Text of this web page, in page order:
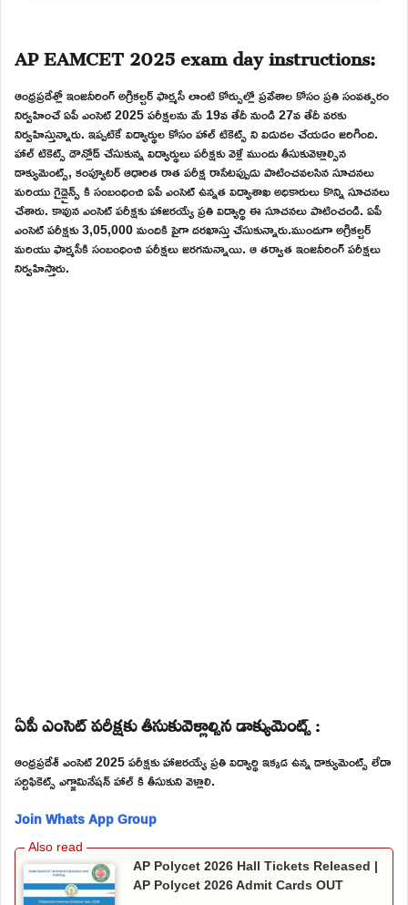
AP EAMCET 2025 exam day instructions:
ఆంధ్రప్రదేశ్లో ఇంజనీరింగ్ అగ్రికల్చర్ ఫార్మసీ లాంటి కోర్సుల్లో ప్రవేశాల కోసం ప్రతి సంవత్సరం
నిర్వహించే ఏపీ ఎంసెట్ 2025 పరీక్షలను మే 19వ తేదీ నుండి 27వ తేదీ వరకు
నిర్వహిస్తున్నారు. ఇప్పటికే విద్యార్థుల కోసం హాల్ టికెట్స్ ని విడుదల చేయడం జరిగింది.
హాల్ టికెట్స్ డౌన్లోడ్ చేసుకున్న విద్యార్థులు పరీక్షకు వెళ్లే ముందు తీసుకువెళ్లాల్సిన
డాక్యుమెంట్స్, కంప్యూటర్ ఆధారిత రాత పరీక్ష రాసేటప్పుడు పాటించవలసిన సూచనలు
మరియు గైడ్లైన్స్ కి సంబంధించి ఏపీ ఎంసెట్ ఉన్నత విద్యాశాఖ అధికారులు కొన్ని సూచనలు
చేశారు. కావున ఎంసెట్ పరీక్షకు హాజరయ్యే ప్రతి విద్యార్థి ఈ సూచనలు పాటించండి. ఏపీ
ఎంసెట్ పరీక్షకు 3,05,000 మందికి పైగా దరఖాస్తు చేసుకున్నారు.ముందుగా అగ్రికల్చర్
మరియు ఫార్మసీకి సంబంధించి పరీక్షలు జరగనున్నాయి. ఆ తర్వాత ఇంజనీరింగ్ పరీక్షలు
నిర్వహిస్తారు.
ఏపీ ఎంసెట్ పరీక్షకు తీసుకువెళ్లాల్సిన డాక్యుమెంట్స్ :
ఆంధ్రప్రదేశ్ ఎంసెట్ 2025 పరీక్షకు హాజరయ్యే ప్రతి విద్యార్థి ఇక్కడ ఉన్న డాక్యుమెంట్స్ లేదా
సర్టిఫికెట్స్ ఎగ్జామినేషన్ హాల్ కి తీసుకుని వెళ్లాలి.
Join Whats App Group
AP Polycet 2026 Hall Tickets Released |
AP Polycet 2026 Admit Cards OUT